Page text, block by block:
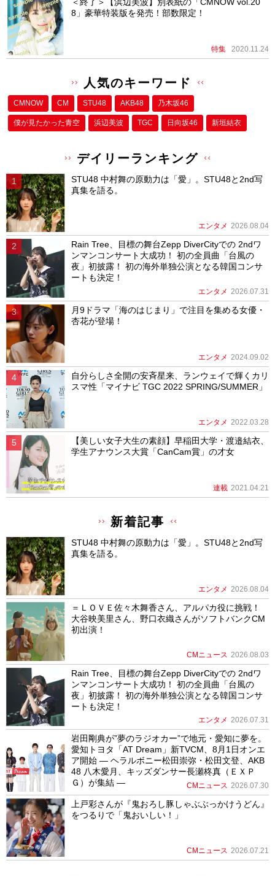
＜終了＞【浜辺美波】別表紙の「CMNOW vol.20
8」豪華特装版を発売！部数限定！
特集 2020.11.24
人気のキーワード
CMNOW CM STU48 AKB48 乃木坂46
僕が⾒たかった⻘空 浜辺美波 TGC 日向坂46 新垣結衣
デイリーランキング
STU48 中村舞の原動力は「愛」。STU48と2nd写
真集を語る。
エンタメ 2026.08.04
Rain Tree、目標の舞台Zepp DiverCityでの 2ndワ
ンマンコンサート大成功！ 初の全員曲「台風の
夜」初披露！ 初の海外単独公演となる韓国コンサ
ートも決定！
エンタメ 2026.07.31
月9ドラマ「海のはじまり」で注目を集める女優・
杏花が登場！
エンタメ 2024.09.02
自分らしさ全開の安斉星来、ランウェイで輝くカリ
スマ性「マイナビ TGC 2022 SPRING/SUMMER」
エンタメ 2022.03.28
【美しい女子大生の素顔】早稲田大学・渡邉結衣、
学生アナウンス大賞「CanCam賞」の才女
連載 2021.04.21
新着記事
STU48 中村舞の原動力は「愛」。STU48と2nd写
真集を語る。
エンタメ 2026.08.04
＝ＬＯＶＥ佐々木舞香さん、アルパカ役に挑戦！
大谷映美里さん、野口衣織さんがソフトバンクCM
初出演！
CMニュース 2026.08.03
Rain Tree、目標の舞台Zepp DiverCityでの 2ndワ
ンマンコンサート大成功！ 初の全員曲「台風の
夜」初披露！ 初の海外単独公演となる韓国コンサ
ートも決定！
エンタメ 2026.07.31
岩田剛典が”夢のラジオカー”で地元・愛知に夢を。
愛知トヨタ「AT Dream」新TVCM、8月1日オンエ
ア開始 ― ヘラルボニー松田崇弥・松田文登、AKB
48 八木愛月、キッズダンサー長瀬柊真（ＥＸＰ
Ｇ）が集結 ―
CMニュース 2026.07.30
上戸彩さんが『鬼おろし豚しゃぶぶっかけうどん』
をつるりで「鬼おいしい！」
CMニュース 2026.07.21